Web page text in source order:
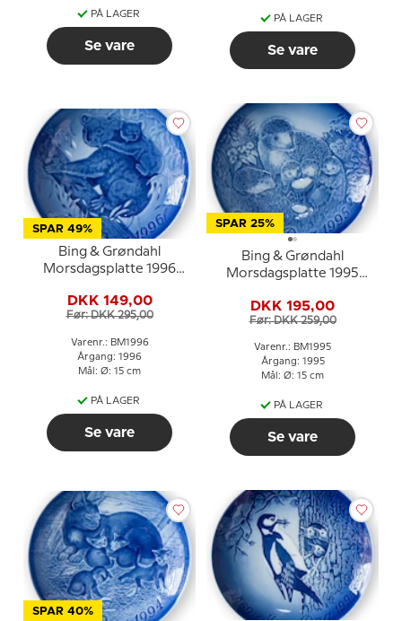
PÅ LAGER
Se vare
PÅ LAGER
Se vare
SPAR 49%
Bing & Grøndahl
Morsdagsplatte 1996
DKK 149,00
Før: DKK 295,00
Varenr.: BM1996
Årgang: 1996
Mål: Ø: 15 cm
PÅ LAGER
Se vare
SPAR 25%
Bing & Grøndahl
Morsdagsplatte 1995
DKK 195,00
Før: DKK 259,00
Varenr.: BM1995
Årgang: 1995
Mål: Ø: 15 cm
PÅ LAGER
Se vare
SPAR 40%